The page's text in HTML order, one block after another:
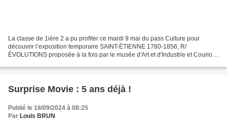
La classe de 1ière 2 a pu profiter ce mardi 9 mai du pass Culture pour
découvrir l’exposition temporaire SAINT-ÉTIENNE 1780-1856, R/
ÉVOLUTIONS proposée à la fois par le musée d'Art et d'Industrie et Couriot -
Surprise Movie : 5 ans déjà !
Publié le 18/09/2024 à 08:25
Par Louis BRUN